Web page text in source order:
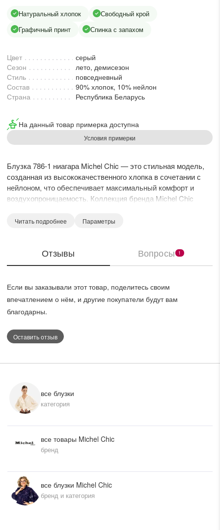
KZT RUB
Натуральный хлопок
Свободный крой
Графичный принт
Спинка с запахом
Цвет
серый
Сезон
лето, демисезон
Стиль
повседневный
Состав
90% хлопок, 10% нейлон
Страна
Республика Беларусь
На данный товар примерка доступна
Условия примерки
Блузка 786-1 ниагара Michel Chic — это стильная модель,
созданная из высококачественного хлопка в сочетании с
нейлоном, что обеспечивает максимальный комфорт и
воздухопроницаемость. Коллекция бренда Michel Chic
офисных образов. Свободный силуэт и укороченные
создавая плавные линии. Графичный принт в «Стальной
горох» добавляет особую текстуру, а изящная отделка
сезона, эта блузка прекрасно подходит для сочетания с
юбками и брюками. Длина изделия по спинке составляет 74
см, что позволяет выглядеть стильно и комфортно весь
день.
Читать подробнее Параметры
Отзывы Вопросы 1
Если вы заказывали этот товар, поделитесь своим
впечатлением о нём, и другие покупатели будут вам
благодарны.
Оставить отзыв
все блузки
категория
все товары Michel Chic
бренд
все блузки Michel Chic
бренд и категория